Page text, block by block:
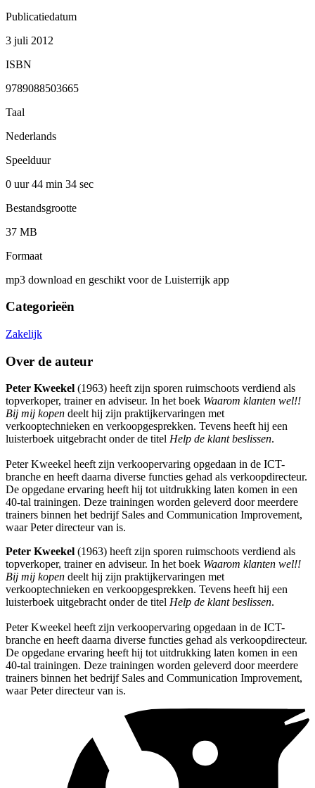
Publicatiedatum
3 juli 2012
ISBN
9789088503665
Taal
Nederlands
Speelduur
0 uur 44 min 34 sec
Bestandsgrootte
37 MB
Formaat
mp3 download en geschikt voor de Luisterrijk app
Categorieën
Zakelijk
Over de auteur
Peter Kweekel (1963) heeft zijn sporen ruimschoots verdiend als
topverkoper, trainer en adviseur. In het boek Waarom klanten wel!!
Bij mij kopen deelt hij zijn praktijkervaringen met
verkooptechnieken en verkoopgesprekken. Tevens heeft hij een
luisterboek uitgebracht onder de titel Help de klant beslissen.
Peter Kweekel heeft zijn verkoopervaring opgedaan in de ICT-
branche en heeft daarna diverse functies gehad als verkoopdirecteur.
De opgedane ervaring heeft hij tot uitdrukking laten komen in een
40-tal trainingen. Deze trainingen worden geleverd door meerdere
trainers binnen het bedrijf Sales and Communication Improvement,
waar Peter directeur van is.
Peter Kweekel (1963) heeft zijn sporen ruimschoots verdiend als
topverkoper, trainer en adviseur. In het boek Waarom klanten wel!!
Bij mij kopen deelt hij zijn praktijkervaringen met
verkooptechnieken en verkoopgesprekken. Tevens heeft hij een
luisterboek uitgebracht onder de titel Help de klant beslissen.
Peter Kweekel heeft zijn verkoopervaring opgedaan in de ICT-
branche en heeft daarna diverse functies gehad als verkoopdirecteur.
De opgedane ervaring heeft hij tot uitdrukking laten komen in een
40-tal trainingen. Deze trainingen worden geleverd door meerdere
trainers binnen het bedrijf Sales and Communication Improvement,
waar Peter directeur van is.